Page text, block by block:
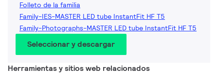
Folleto de la familia
Family-IES-MASTER LED tube InstantFit HF T5
Family-Photographs-MASTER LED tube InstantFit HF T5
Seleccionar y descargar
Herramientas y sitios web relacionados